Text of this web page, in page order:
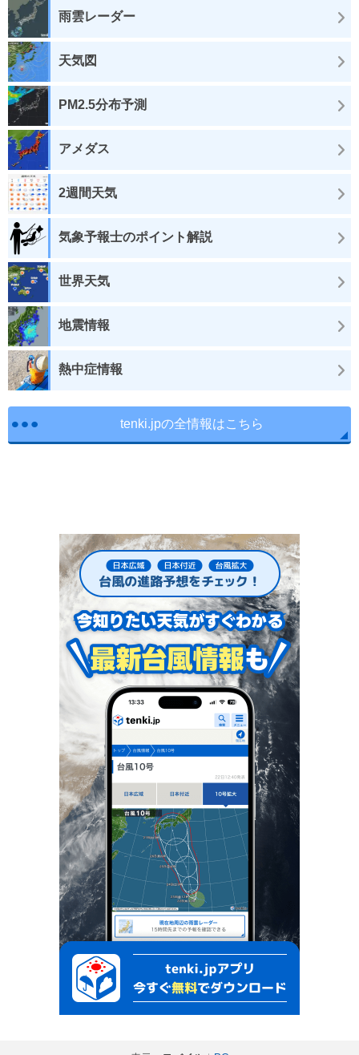
雨雲レーダー
天気図
PM2.5分布予測
アメダス
2週間天気
気象予報士のポイント解説
世界天気
地震情報
熱中症情報
tenki.jpの全情報はこちら